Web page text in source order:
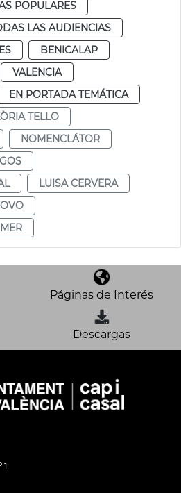
POPULARES
LAS AUDIENCIAS
BENICALAP
VALENCIA
EN PORTADA TEMÁTICA
TELLO
NOMENCLÁTOR
LUISA CERVERA
Páginas de Interés
Descargas
1